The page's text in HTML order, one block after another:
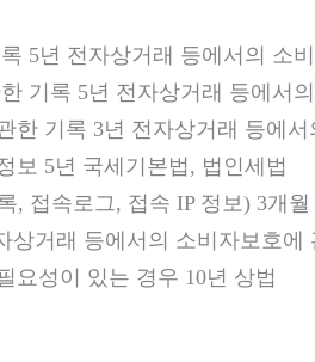
5년 전자상거래 등에서의 소
기록 5년 전자상거래 등에서
한 기록 3년 전자상거래 등에
보 5년 국세기본법, 법인세법
, 접속로그, 접속 IP 정보) 3개
상거래 등에서의 소비자보호에
요성이 있는 경우 10년 상법